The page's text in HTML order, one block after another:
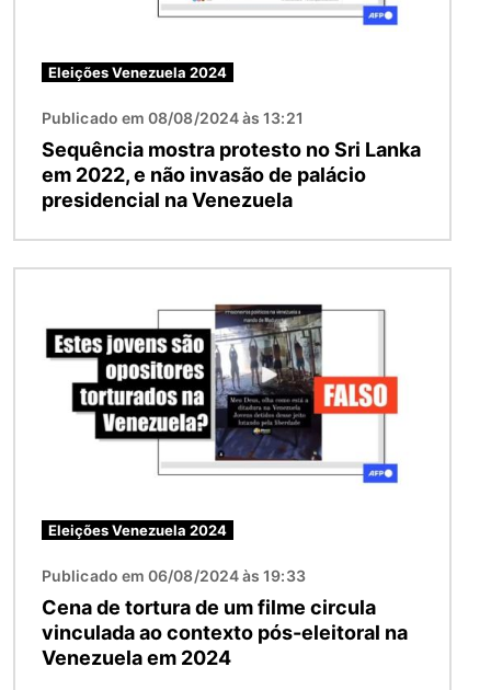
Eleições Venezuela 2024
Publicado em 08/08/2024 às 13:21
Sequência mostra protesto no Sri Lanka
em 2022, e não invasão de palácio
presidencial na Venezuela
Eleições Venezuela 2024
Publicado em 06/08/2024 às 19:33
Cena de tortura de um filme circula
vinculada ao contexto pós-eleitoral na
Venezuela em 2024